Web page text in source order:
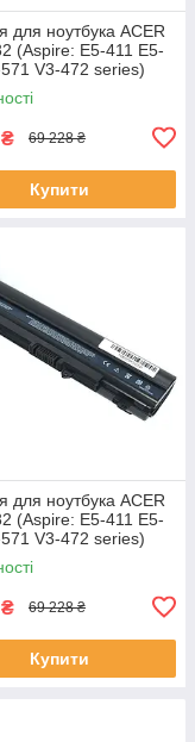
для ноутбука ACER
(Aspire: E5-411 E5-
V3-472 series)
Чорний
₴ 69 228 ₴
Купити
для ноутбука ACER
(Aspire: E5-411 E5-
V3-472 series)
Чорний
₴ 69 228 ₴
Купити